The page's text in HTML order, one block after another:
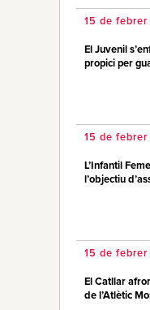
15 de
El Juvenil
propici per
15 de
L’Infantil
l’objectiu
15 de
El Catllar
de l’Atlètic